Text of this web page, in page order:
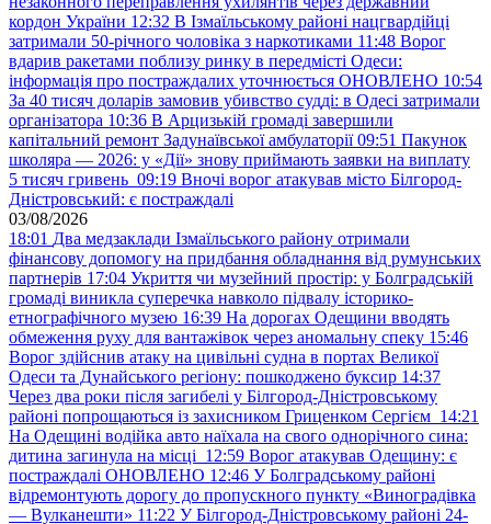
кордон України 12:32 В Ізмаїльському районі нацгвардійці
затримали 50-річного чоловіка з наркотиками 11:48 Ворог
вдарив ракетами поблизу ринку в передмісті Одеси:
інформація про постраждалих уточнюється ОНОВЛЕНО 10:54
За 40 тисяч доларів замовив убивство судді: в Одесі затримали
організатора 10:36 В Арцизькій громаді завершили
капітальний ремонт Задунаївської амбулаторії 09:51 Пакунок
школяра — 2026: у «Дії» знову приймають заявки на виплату
5 тисяч гривень 09:19 Вночі ворог атакував місто Білгород-
Дністровський: є постраждалі
03/08/2026
18:01 Два медзаклади Ізмаїльського району отримали
фінансову допомогу на придбання обладнання від румунських
партнерів 17:04 Укриття чи музейний простір: у Болградській
громаді виникла суперечка навколо підвалу історико-
етнографічного музею 16:39 На дорогах Одещини вводять
обмеження руху для вантажівок через аномальну спеку 15:46
Ворог здійснив атаку на цивільні судна в портах Великої
Одеси та Дунайського регіону: пошкоджено буксир 14:37
Через два роки після загибелі у Білгород-Дністровському
районі попрощаються із захисником Гриценком Сергієм 14:21
На Одещині водійка авто наїхала на свого однорічного сина:
дитина загинула на місці 12:59 Ворог атакував Одещину: є
постраждалі ОНОВЛЕНО 12:46 У Болградському районі
відремонтують дорогу до пропускного пункту «Виноградівка
— Вулканешти» 11:22 У Білгород-Дністровському районі 24-